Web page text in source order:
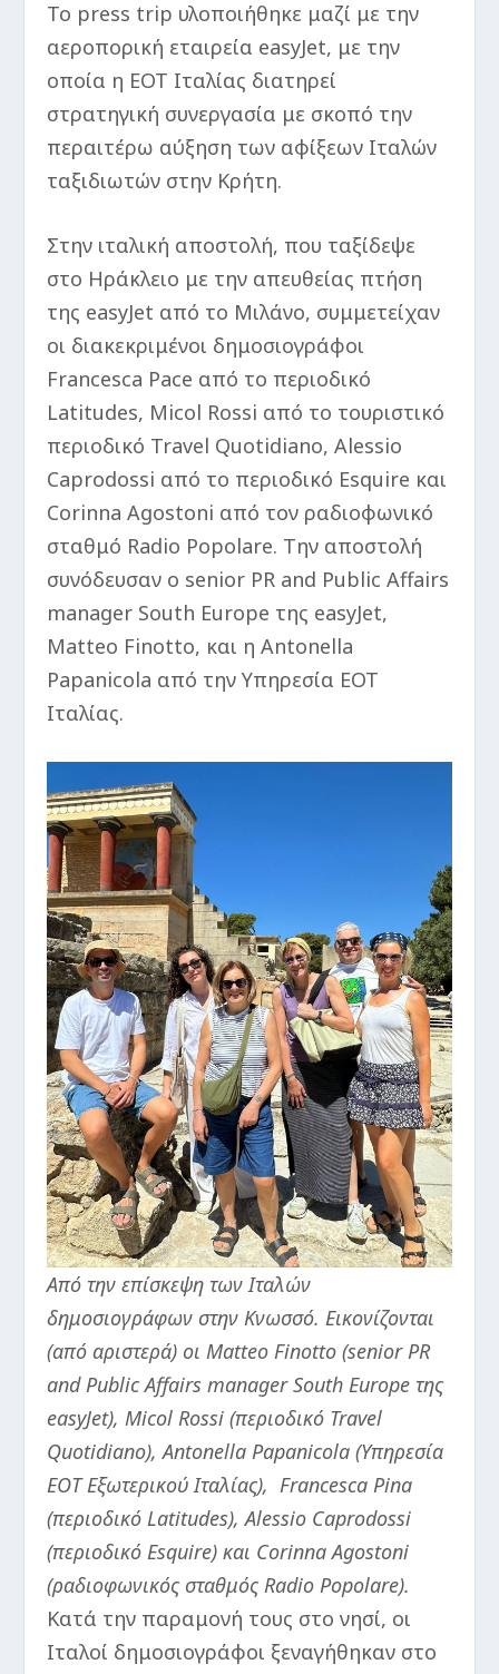
Το press trip υλοποιήθηκε μαζί με την
αεροπορική εταιρεία easyJet, με την
οποία η ΕΟΤ Ιταλίας διατηρεί
στρατηγική συνεργασία με σκοπό την
περαιτέρω αύξηση των αφίξεων Ιταλών
ταξιδιωτών στην Κρήτη.
Στην ιταλική αποστολή, που ταξίδεψε
στο Ηράκλειο με την απευθείας πτήση
της easyJet από το Μιλάνο, συμμετείχαν
οι διακεκριμένοι δημοσιογράφοι
Francesca Pace από το περιοδικό
Latitudes, Micol Rossi από το τουριστικό
περιοδικό Travel Quotidiano, Alessio
Caprodossi από το περιοδικό Esquire και
Corinna Agostoni από τον ραδιοφωνικό
σταθμό Radio Popolare. Την αποστολή
συνόδευσαν ο senior PR and Public Affairs
manager South Europe της easyJet,
Matteo Finotto, και η Antonella
Papanicola από την Υπηρεσία ΕΟΤ
Ιταλίας.
Από την επίσκεψη των Ιταλών
δημοσιογράφων στην Κνωσσό. Εικονίζονται
(από αριστερά) οι Matteo Finotto (senior PR
and Public Affairs manager South Europe της
easyJet), Micol Rossi (περιοδικό Travel
Quotidiano), Antonella Papanicola (Υπηρεσία
ΕΟΤ Εξωτερικού Ιταλίας), Francesca Pina
(περιοδικό Latitudes), Alessio Caprodossi
(περιοδικό Esquire) και Corinna Agostoni
(ραδιοφωνικός σταθμός Radio Popolare).
Κατά την παραμονή τους στο νησί, οι
Ιταλοί δημοσιογράφοι ξεναγήθηκαν στο